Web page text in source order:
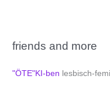
friends and more
"ÖTE"KI-ben lesbisch-